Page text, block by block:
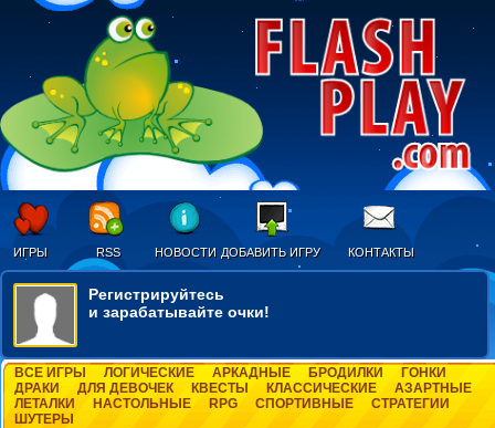
ИГРЫ RSS НОВОСТИ ДОБАВИТЬ ИГРУ КОНТАКТЫ
Регистрируйтесь
и зарабатывайте очки!
ВСЕ ИГРЫ ЛОГИЧЕСКИЕ АРКАДНЫЕ БРОДИЛКИ
ГОНКИ
ДРАКИ
ДЛЯ ДЕВОЧЕК КВЕСТЫ КЛАССИЧЕСКИЕ
АЗАРТНЫЕ
ЛЕТАЛКИ
НАСТОЛЬНЫЕ RPG СПОРТИВНЫЕ
СТРАТЕГИИ
ШУТЕРЫ